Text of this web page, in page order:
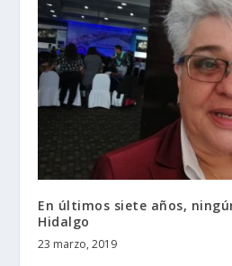
En últimos siete años,
Hidalgo
23 marzo, 2019